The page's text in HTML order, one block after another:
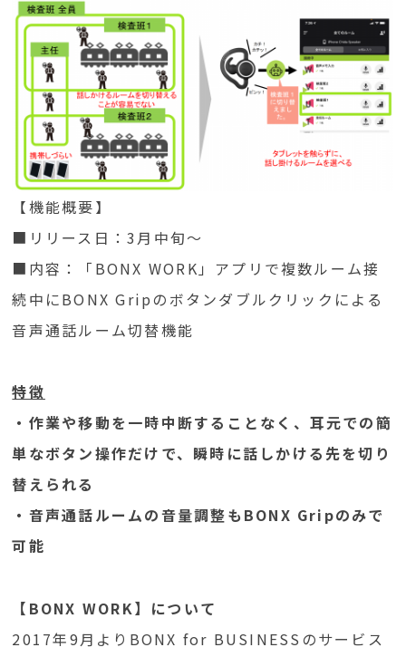
【機能概要】
■リリース日：3月中旬～
■内容：「BONX WORK」アプリで複数ルーム接
続中にBONX Gripのボタンダブルクリックによる
音声通話ルーム切替機能
特徴
・作業や移動を一時中断することなく、耳元での簡
単なボタン操作だけで、瞬時に話しかける先を切り
替えられる
・音声通話ルームの音量調整もBONX Gripのみで
可能
【BONX WORK】について
2017年9月よりBONX for BUSINESSのサービス